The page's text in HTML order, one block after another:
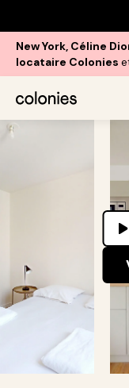
New York, Céline
locataire Colonies